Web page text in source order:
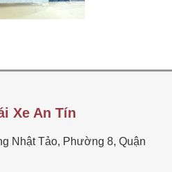
Xe An Tín
Nhật Tảo, Phường 8, Quận